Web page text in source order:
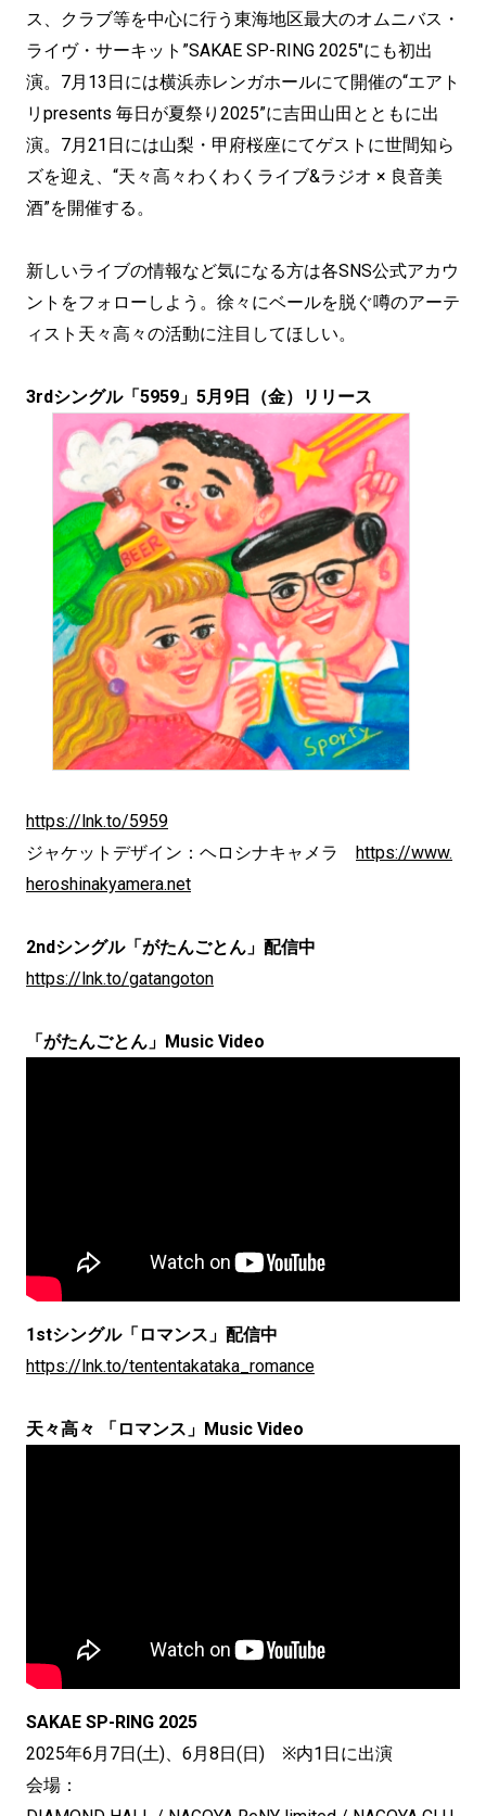
ス、クラブ等を中心に行う東海地区最大のオムニバス・
ライヴ・サーキット”SAKAE SP-RING 2025″にも初出
演。7月13日には横浜赤レンガホールにて開催の“エアト
リpresents 毎日が夏祭り2025”に吉田山田とともに出
演。7月21日には山梨・甲府桜座にてゲストに世間知ら
ズを迎え、“天々高々わくわくライブ&ラジオ × 良音美
酒”を開催する。
新しいライブの情報など気になる方は各SNS公式アカウ
ントをフォローしよう。徐々にベールを脱ぐ噂のアーテ
ィスト天々高々の活動に注目してほしい。
3rdシングル「5959」5月9日（金）リリース
https://lnk.to/5959
ジャケットデザイン：ヘロシナキャメラ https://www.
heroshinakyamera.net
2ndシングル「がたんごとん」配信中
https://lnk.to/gatangoton
「がたんごとん」Music Video
1stシングル「ロマンス」配信中
https://lnk.to/tententakataka_romance
天々高々 「ロマンス」Music Video
SAKAE SP-RING 2025
2025年6月7日(土)、6月8日(日) ※内1日に出演
会場：